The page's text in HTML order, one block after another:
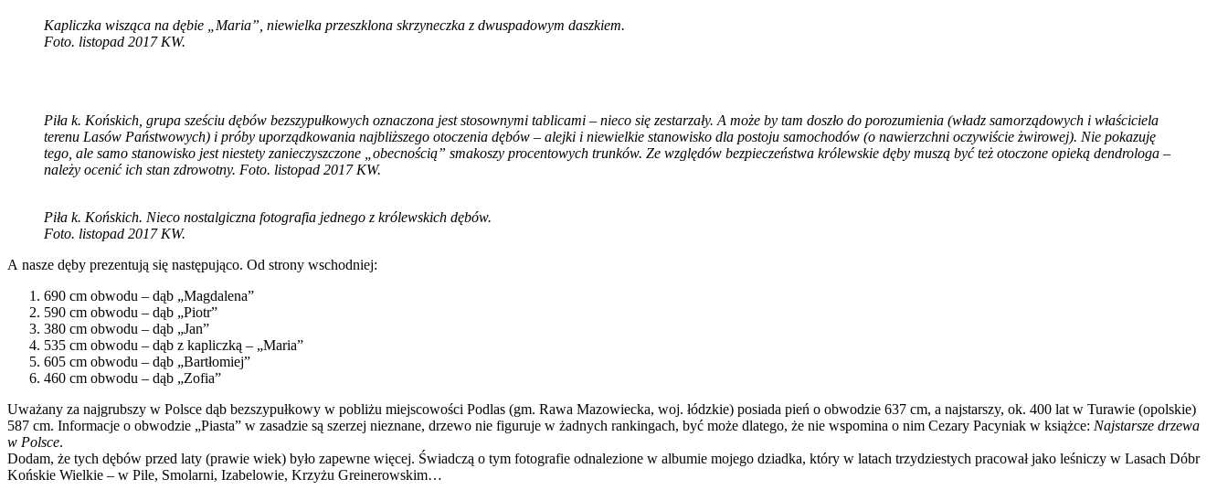
Kapliczka wisząca na dębie „Maria”, niewielka przeszklona skrzyneczka z dwuspadowym daszkiem.
Foto. listopad 2017 KW.
Piła k. Końskich, grupa sześciu dębów bezszypułkowych oznaczona jest stosownymi tablicami – nieco się zestarzały. A może by tam doszło do porozumienia (władz samorządowych i właściciela
terenu Lasów Państwowych) i próby uporządkowania najbliższego otoczenia dębów – alejki i niewielkie stanowisko dla postoju samochodów (o nawierzchni oczywiście żwirowej). Nie pokazuję
tego, ale samo stanowisko jest niestety zanieczyszczone „obecnością” smakoszy procentowych trunków. Ze względów bezpieczeństwa królewskie dęby muszą być też otoczone opieką dendrologa –
należy ocenić ich stan zdrowotny. Foto. listopad 2017 KW.
Piła k. Końskich. Nieco nostalgiczna fotografia jednego z królewskich dębów.
Foto. listopad 2017 KW.
A nasze dęby prezentują się następująco. Od strony wschodniej:
690 cm obwodu – dąb „Magdalena”
590 cm obwodu – dąb „Piotr”
380 cm obwodu – dąb „Jan”
535 cm obwodu – dąb z kapliczką – „Maria”
605 cm obwodu – dąb „Bartłomiej”
460 cm obwodu – dąb „Zofia”
Uważany za najgrubszy w Polsce dąb bezszypułkowy w pobliżu miejscowości Podlas (gm. Rawa Mazowiecka, woj. łódzkie) posiada pień o obwodzie 637 cm, a najstarszy, ok. 400 lat w Turawie (opolskie)
587 cm. Informacje o obwodzie „Piasta” w zasadzie są szerzej nieznane, drzewo nie figuruje w żadnych rankingach, być może dlatego, że nie wspomina o nim Cezary Pacyniak w książce: Najstarsze drzewa
w Polsce.
Dodam, że tych dębów przed laty (prawie wiek) było zapewne więcej. Świadczą o tym fotografie odnalezione w albumie mojego dziadka, który w latach trzydziestych pracował jako leśniczy w Lasach Dóbr
Końskie Wielkie – w Pile, Smolarni, Izabelowie, Krzyżu Greinerowskim…